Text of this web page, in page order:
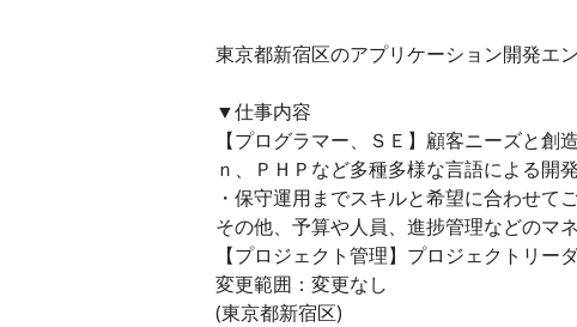
東京都新宿区のアプリケーション開発エ
▼仕事内容
【プログラマー、ＳＥ】顧客ニーズと
ｎ、ＰＨＰなど多種多様な言語による開発
・保守運用までスキルと希望に合わせて
その他、予算や人員、進捗管理などのマ
【プロジェクト管理】プロジェクトリー
変更範囲：変更なし
(東京都新宿区)